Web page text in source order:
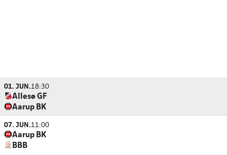
01. JUN.18:30
Allesø GF
Aarup BK
07. JUN.11:00
Aarup BK
BBB